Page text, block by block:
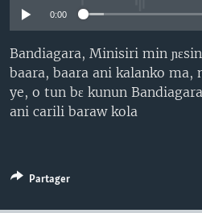
0:00
Bandiagara, Minisiri min
baara, baara ani kalanko ma,
ye, o tun bɛ kunun
ani carili baraw kola
Partager